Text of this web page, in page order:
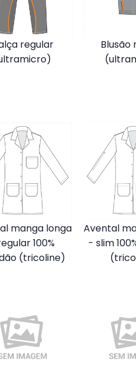
regular
Blusão
manga longa
100%
(tricoline)
Avental
- slim